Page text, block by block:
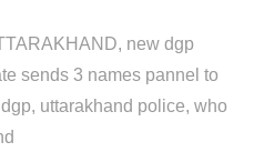
new dgp
sends 3 names pannel to
uttarakhand police who